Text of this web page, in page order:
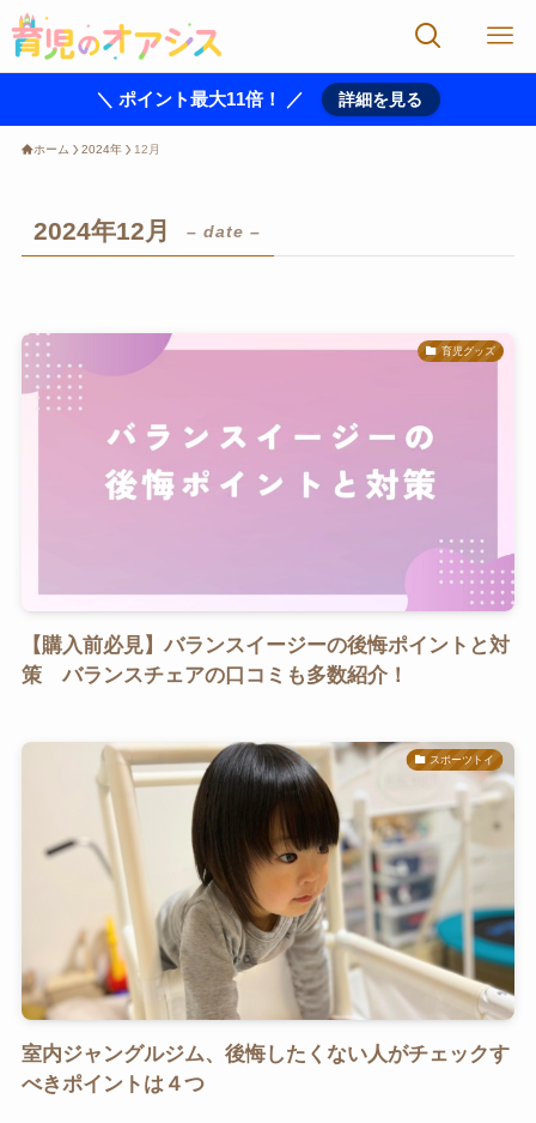
＼ ポイント最大11倍！ ／ 詳細を見る
ホーム 2024年 12月
2024年12月 – date –
育児グッズ
【購入前必見】バランスイージーの後悔ポイントと対
策 バランスチェアの口コミも多数紹介！
スポーツトイ
室内ジャングルジム、後悔したくない人がチェックす
べきポイントは４つ